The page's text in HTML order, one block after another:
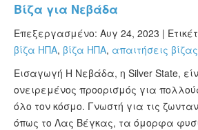
Βίζα για Νεβάδα
Επεξεργασμένο: Αυγ 24, 2023 |
βίζα ΗΠΑ, βίζα ΗΠΑ, απαιτήσεις
Εισαγωγή Η Νεβάδα, η Silver State,
ονειρεμένος προορισμός για
όλο τον κόσμο. Γνωστή για τις
όπως το Λας Βέγκας, τα όμορφα